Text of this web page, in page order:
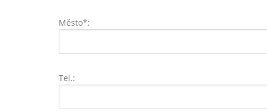
Město*:
Tel.: